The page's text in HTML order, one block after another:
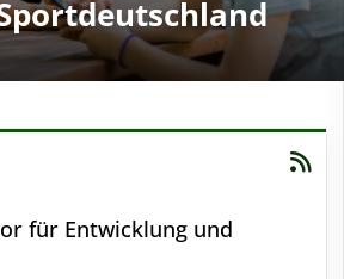
für Entwicklung und